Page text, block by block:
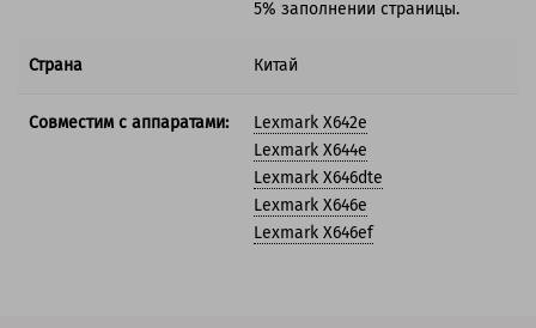
5% заполнении страницы.
Страна Китай
Совместим с аппаратами:
Lexmark X642e
Lexmark X644e
Lexmark X646dte
Lexmark X646e
Lexmark X646ef